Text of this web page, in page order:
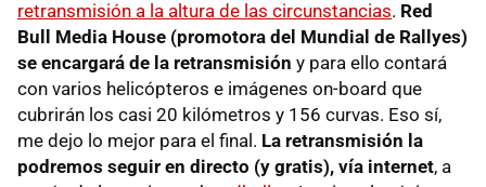
retransmisión a la altura de las circunstancias. Red
Bull Media House (promotora del Mundial de Rallyes)
se encargará de la retransmisión y para ello contará
con varios helicópteros e imágenes on-board que
cubrirán los casi 20 kilómetros y 156 curvas. Eso sí,
me dejo lo mejor para el final. La retransmisión la
podremos seguir en directo (y gratis), vía internet, a